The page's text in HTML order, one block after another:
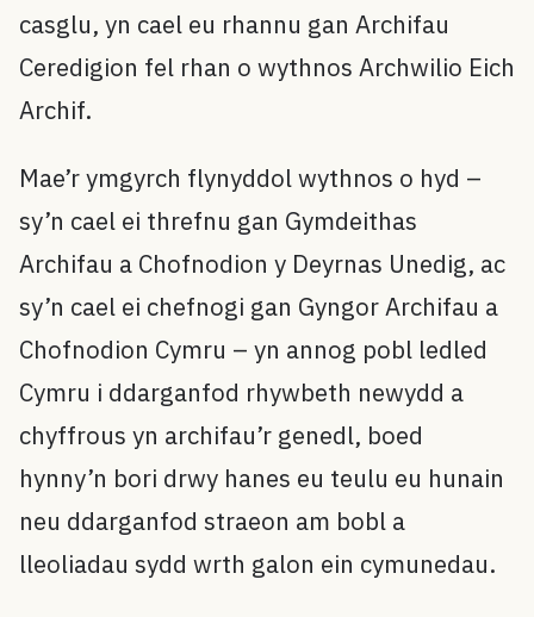
casglu, yn cael eu rhannu gan Archifau
Ceredigion fel rhan o wythnos Archwilio Eich
Archif.
Mae’r ymgyrch flynyddol wythnos o hyd –
sy’n cael ei threfnu gan Gymdeithas
Archifau a Chofnodion y Deyrnas Unedig, ac
sy’n cael ei chefnogi gan Gyngor Archifau a
Chofnodion Cymru – yn annog pobl ledled
Cymru i ddarganfod rhywbeth newydd a
chyffrous yn archifau’r genedl, boed
hynny’n bori drwy hanes eu teulu eu hunain
neu ddarganfod straeon am bobl a
lleoliadau sydd wrth galon ein cymunedau.